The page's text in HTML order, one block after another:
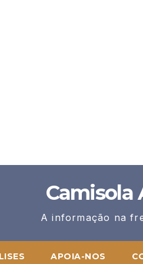
Camisola
A informação na
APOIA-NOS